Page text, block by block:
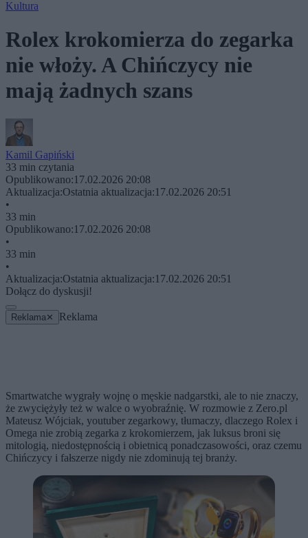
Kultura
Rolex krokomierza do zegarka
nie włoży. A Chińczycy nie
mają żadnych szans
Kamil Gapiński
33 min czytania
Opublikowano:17.02.2026 20:08
Aktualizacja:Ostatnia aktualizacja:17.02.2026 20:51
•
33 min
Opublikowano:17.02.2026 20:08
•
33 min
•
Aktualizacja:Ostatnia aktualizacja:17.02.2026 20:51
Dołącz do dyskusji!
Reklama ✕ Reklama
Smartwatche wygrały wojnę o męskie nadgarstki, ale to nie znaczy,
że zwyciężyły też w walce o wyobraźnię. W rozmowie z Zero.pl
Mateusz Wójciak, youtuber zegarkowy, tłumaczy, dlaczego Rolex i
Omega nie zrobią zegarka z krokomierzem, jak luksus broni się
mitologią, niedostępnością i obietnicą ponadczasowości, oraz czemu
Chińczycy i fałszerze nigdy nie zdominują tej branży.